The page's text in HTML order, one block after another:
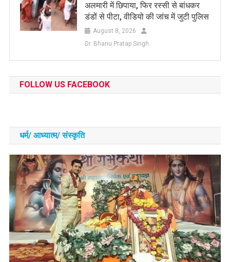
अलमारी में छिपाया, फिर रस्सी से बांधकर
डंडों से पीटा, वीडियो की जांच में जुटी पुलिस
August 8, 2026
Dr. Bhanu Pratap Singh
FOLLOW US FACEBOOK
धर्म/ आध्‍यात्‍म/ संस्‍कृति